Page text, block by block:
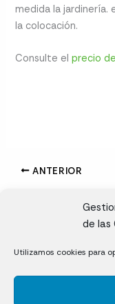
de las
Utilizamos cookies para
medida la jardinería.
la colocación.
Consulte elprecio
ANTERIOR
Cáceres